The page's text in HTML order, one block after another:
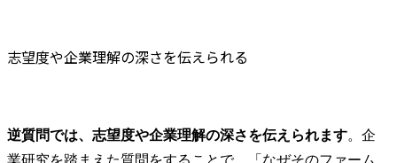
志望度や企業理解の深さを伝えられる
逆質問では、志望度や企業理解の深さを伝えられます。企
業研究を踏まえた質問をすることで、「なぜそのファーム